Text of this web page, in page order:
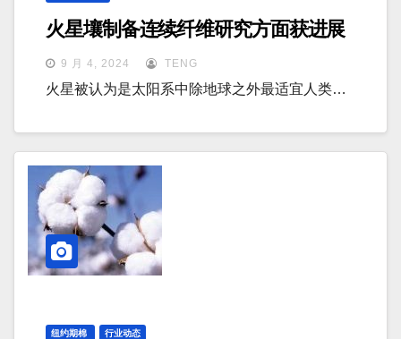
火星壤制备连续纤维研究方面获进展
9 月 4, 2024 TENG
火星被认为是太阳系中除地球之外最适宜人类…
纽约期棉 行业动态